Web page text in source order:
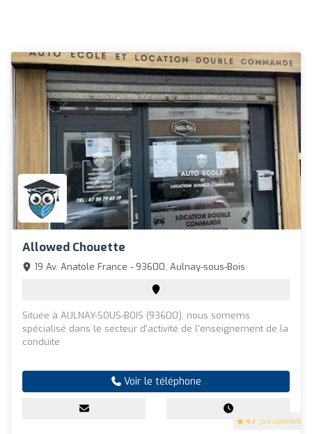
Allowed Chouette
4.7 (59 Opinions)
19 Av. Anatole France - 93600, Aulnay-sous-Bois
Située à AULNAY-SOUS-BOIS (93600), nous somems
spécialisé dans le secteur d'activité de l'enseignement de la
conduite
Voir le téléphone